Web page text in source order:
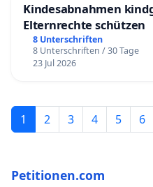
Kindesabnahmen
Elternrechte schützen
8 Unterschriften
8 Unterschriften / 30 Tage
23 Jul 2026
1 2 3 4 5 6
Petitionen.com